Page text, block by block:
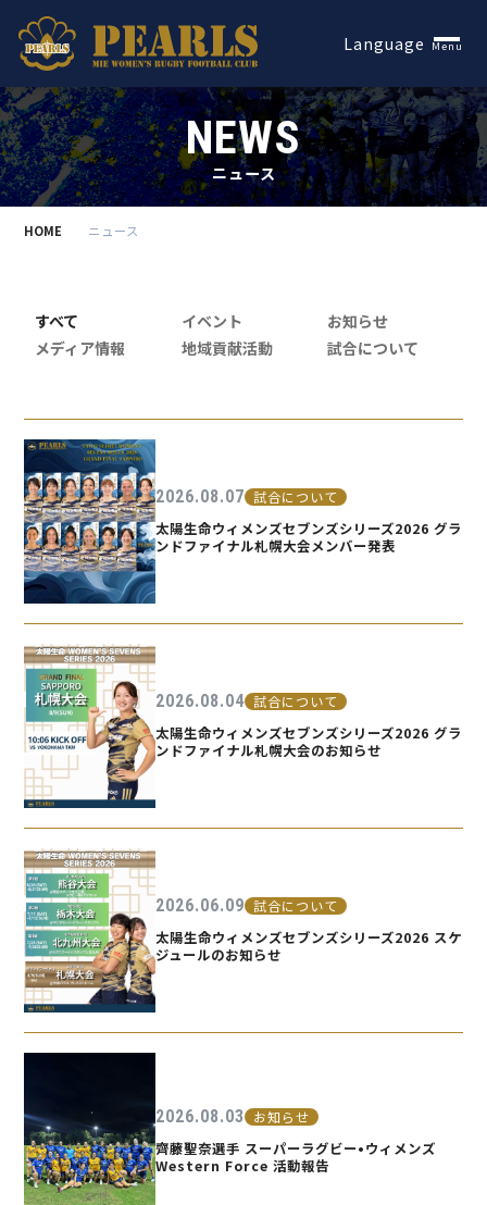
Language Menu
NEWS
ニュース
HOME ニュース
すべて イベント
お知らせ
メディア情報
地域貢献活動 試合について
2026.08.07 試合について
太陽生命ウィメンズセブンズシリーズ2026 グラ
ンドファイナル札幌大会メンバー発表
2026.08.04 試合について
太陽生命ウィメンズセブンズシリーズ2026 グラ
ンドファイナル札幌大会のお知らせ
2026.06.09 試合について
太陽生命ウィメンズセブンズシリーズ2026 スケ
ジュールのお知らせ
2026.08.03 お知らせ
齊藤聖奈選手 スーパーラグビー•ウィメンズ
Western Force 活動報告